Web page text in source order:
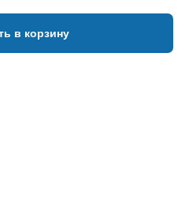
в корзину